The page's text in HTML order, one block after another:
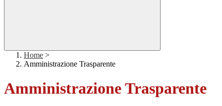
Home >
Amministrazione Trasparente
Amministrazione Trasparente